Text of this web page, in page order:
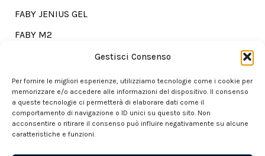
Gestisci Consenso
Per fornire le migliori esperienze, utilizziamo tecnologie come i cookie per
memorizzare e/o accedere alle informazioni del dispositivo. Il consenso
a queste tecnologie ci permetterà di elaborare dati come il
comportamento di navigazione o ID unici su questo sito. Non
acconsentire o ritirare il consenso può influire negativamente su alcune
caratteristiche e funzioni.
FABY JENIUS GEL
FABY M2
Go shopping?